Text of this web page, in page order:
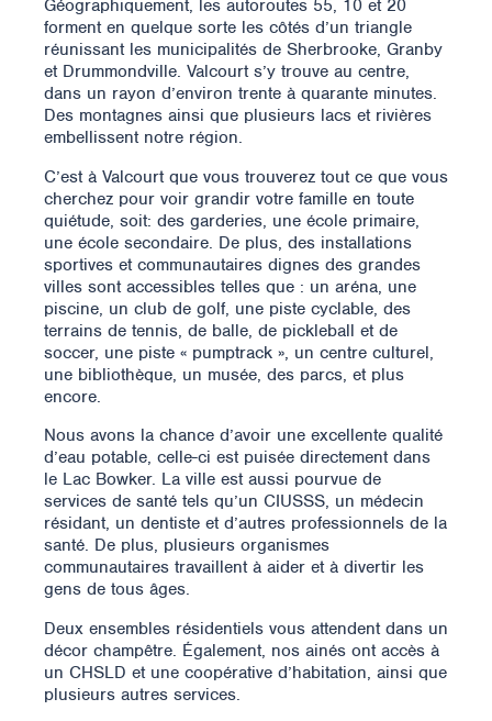
Géographiquement, les autoroutes 55, 10 et 20
forment en quelque sorte les côtés d’un triangle
réunissant les municipalités de Sherbrooke, Granby
et Drummondville. Valcourt s’y trouve au centre,
dans un rayon d’environ trente à quarante minutes.
Des montagnes ainsi que plusieurs lacs et rivières
embellissent notre région.
C’est à Valcourt que vous trouverez tout ce que vous
cherchez pour voir grandir votre famille en toute
quiétude, soit: des garderies, une école primaire,
une école secondaire. De plus, des installations
sportives et communautaires dignes des grandes
villes sont accessibles telles que : un aréna, une
piscine, un club de golf, une piste cyclable, des
terrains de tennis, de balle, de pickleball et de
soccer, une piste « pumptrack », un centre culturel,
une bibliothèque, un musée, des parcs, et plus
encore.
Nous avons la chance d’avoir une excellente qualité
d’eau potable, celle-ci est puisée directement dans
le Lac Bowker. La ville est aussi pourvue de
services de santé tels qu’un CIUSSS, un médecin
résidant, un dentiste et d’autres professionnels de la
santé. De plus, plusieurs organismes
communautaires travaillent à aider et à divertir les
gens de tous âges.
Deux ensembles résidentiels vous attendent dans un
décor champêtre. Également, nos ainés ont accès à
un CHSLD et une coopérative d’habitation, ainsi que
plusieurs autres services.